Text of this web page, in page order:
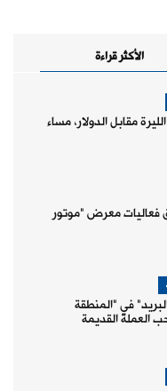
الأكثر قراءة
مقابل الدولار، مساء
فعاليات معرض "موتور
في "المنطقة
العملة القديمة